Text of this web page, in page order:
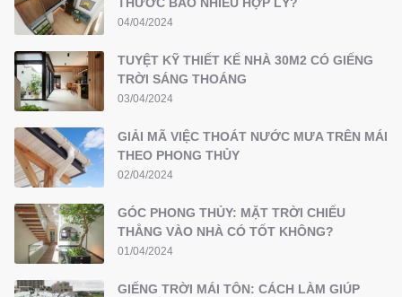
04/04/2024
TUYỆT KỸ THIẾT KẾ NHÀ 30M2 CÓ GIẾNG
TRỜI SÁNG THOÁNG
03/04/2024
GIẢI MÃ VIỆC THOÁT NƯỚC MƯA TRÊN MÁI
THEO PHONG THỦY
02/04/2024
GÓC PHONG THỦY: MẶT TRỜI CHIẾU
THẲNG VÀO NHÀ CÓ TỐT KHÔNG?
01/04/2024
GIẾNG TRỜI MÁI TÔN: CÁCH LÀM GIÚP